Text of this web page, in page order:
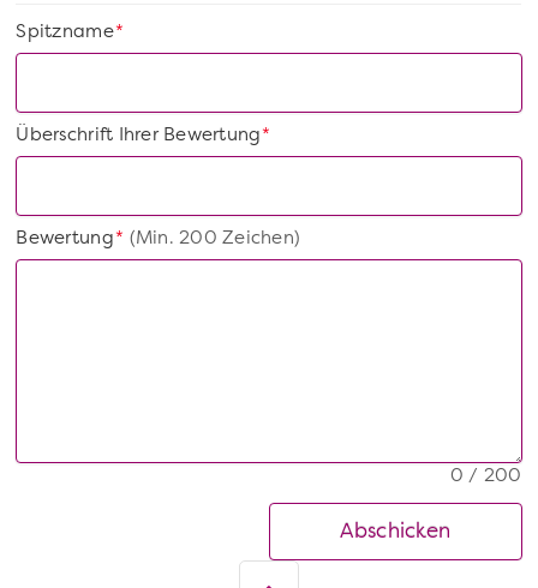
*
Spitzname
*
Überschrift Ihrer Bewertung
*
Bewertung(Min. 200 Zeichen)
0 / 200
Abschicken